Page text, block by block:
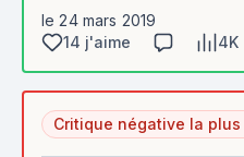
le 24 mars 2019
14 j'aime
4K
Critique négative la